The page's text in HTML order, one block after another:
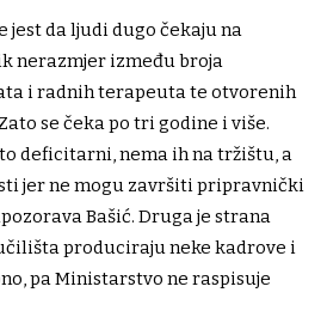
jest da ljudi dugo čekaju na
nerazmjer između broja
i radnih terapeuta te otvorenih
se čeka po tri godine i više.
deficitarni, nema ih na tržištu, a
jer ne mogu završiti pripravnički
Bašić. Druga je strana
produciraju neke kadrove i
pa Ministarstvo ne raspisuje